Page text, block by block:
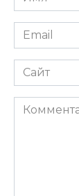
*
Email
*
Сайт